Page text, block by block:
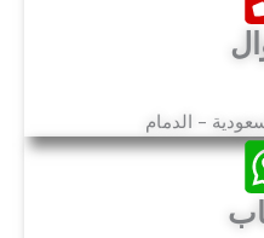
– الدمام